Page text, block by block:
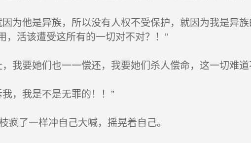
为他是异族，所以没有人权不受保护，就因为我是异
活该遭受这所有的一切对不对？！”
我要她们也一一偿还，我要她们杀人偿命，这一切难
，我是不是无罪的！！”
了一样冲自己大喊，摇晃着自己。